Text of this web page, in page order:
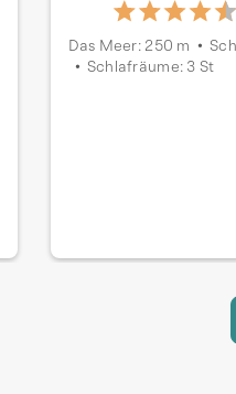
Das Meer: 250 m
Schlafräume: 3 St